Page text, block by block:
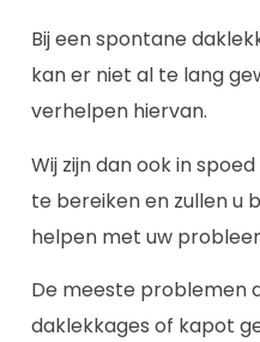
Bij een spontane
kan er niet al te lang
verhelpen hiervan.
Wij zijn dan ook in
te bereiken en zullen u
helpen met uw
De meeste problemen
daklekkages of kapot